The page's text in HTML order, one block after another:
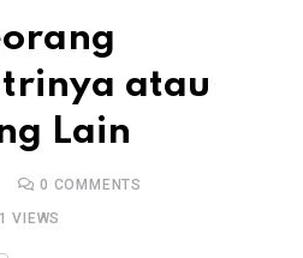
atau
Lain
0 COMMENTS
VIEWS